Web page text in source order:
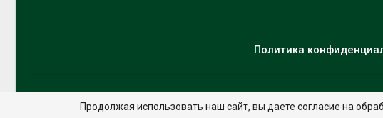
Политика
Продолжая использовать наш сайт, вы даете согласие на